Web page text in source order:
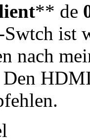
** de
ist
nach